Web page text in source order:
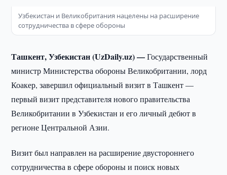
Узбекистан и Великобритания нацелены на расширение
сотрудничества в сфере обороны
Ташкент, Узбекистан (UzDaily.uz) —Государственный
министр Министерства обороны Великобритании, лорд
Коакер, завершил официальный визит в Ташкент —
первый визит представителя нового правительства
Великобритании в Узбекистан и его личный дебют в
регионе Центральной Азии.
Визит был направлен на расширение двустороннего
сотрудничества в сфере обороны и поиск новых